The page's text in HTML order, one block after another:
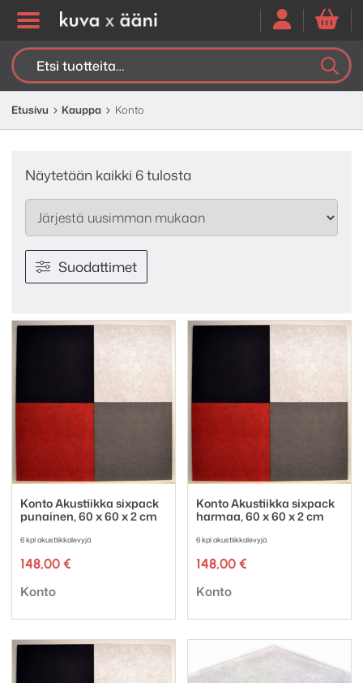
Etsi:
Etusivu Kauppa Konto
Näytetään kaikki 6 tulosta
by
latest
Suodattimet
Konto Akustiikka sixpack
punainen, 60 x 60 x 2 cm
6 kpl akustiikkalevyjä
148,00 €
Tuotemerkki:
Konto
Konto Akustiikka sixpack
harmaa, 60 x 60 x 2 cm
6 kpl akustiikkalevyjä
148,00 €
Tuotemerkki:
Konto